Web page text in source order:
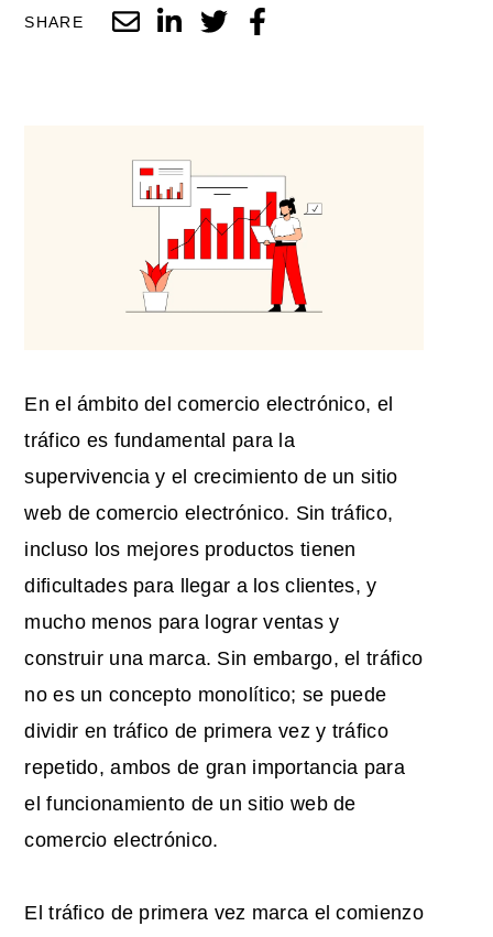
SHARE
En el ámbito del comercio electrónico, el
tráfico es fundamental para la
supervivencia y el crecimiento de un sitio
web de comercio electrónico. Sin tráfico,
incluso los mejores productos tienen
dificultades para llegar a los clientes, y
mucho menos para lograr ventas y
construir una marca. Sin embargo, el tráfico
no es un concepto monolítico; se puede
dividir en tráfico de primera vez y tráfico
repetido, ambos de gran importancia para
el funcionamiento de un sitio web de
comercio electrónico.
El tráfico de primera vez marca el comienzo